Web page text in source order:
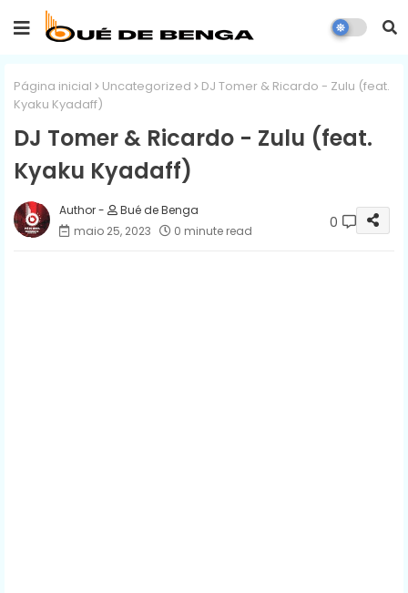
Página inicial Uncategorized
DJ Tomer & Ricardo - Zulu (feat.
Kyaku Kyadaff)
DJ Tomer & Ricardo - Zulu (feat.
Kyaku Kyadaff)
Bué de Benga
maio 25, 2023
0 minute read 0